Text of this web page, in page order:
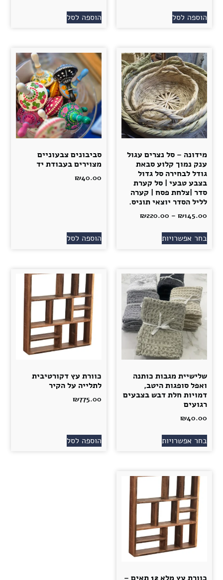
הוספה לסל הוספה לסל
מידונה – סל נצרים עגול
ענק נמוך קלוע סבאת
גודל לבחירה סל גדול
בצבע טבעי | סל קערת
סדר |צלחת פסח | קערה
לליל הסדר יוצאי תוניס.
₪145.00
–
₪220.00
בחר אפשרויות
סביבונים צבעוניים
מצוירים בעבודת יד
₪40.00
הוספה לסל
שלישיית מגבות כותנה
ואפל סופגות היטב,
דמויות חלת דבש בצבעים
רגועים
₪40.00
בחר אפשרויות
כוורת עץ דקורטיבית
לתלייה על הקיר
₪775.00
הוספה לסל